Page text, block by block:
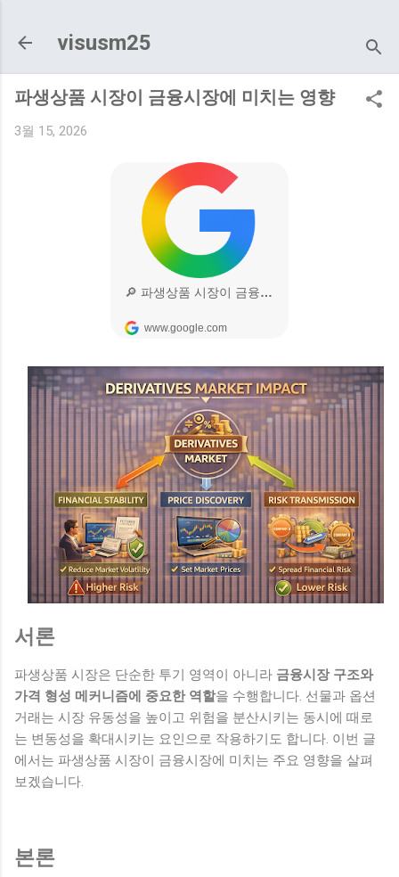
visusm25
파생상품 시장이 금융시장에 미치는 영향
3월 15, 2026
서론
파생상품 시장은 단순한 투기 영역이 아니라 금융시장 구조와
가격 형성 메커니즘에 중요한 역할을 수행합니다. 선물과 옵션
거래는 시장 유동성을 높이고 위험을 분산시키는 동시에 때로
는 변동성을 확대시키는 요인으로 작용하기도 합니다. 이번 글
에서는 파생상품 시장이 금융시장에 미치는 주요 영향을 살펴
보겠습니다.
본론